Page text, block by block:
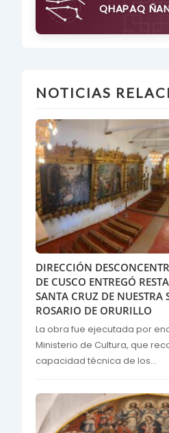
QHAPAQ
NOTICIAS
DIRECCIÓN
DE CUSCO ENTREGÓ
SANTA CRUZ DE NUESTRA
ROSARIO DE ORURILLO
La obra fue ejecutada por
Ministerio de Cultura, que
capacidad técnica de los...